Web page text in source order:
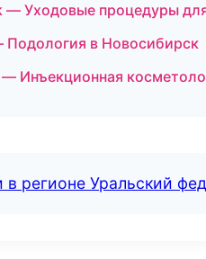
— Уходовые процедуры
в Новосибирск
Инъекционная
в регионе Уральский